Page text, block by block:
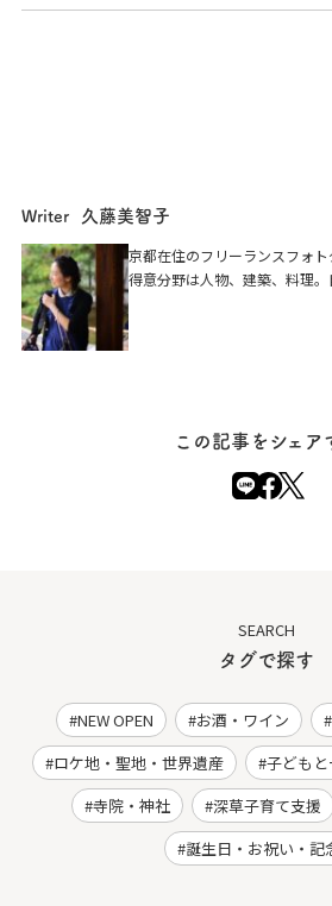
Writer 久藤美智子
京都在住のフリーランスフォト
得意分野は人物、建築、料理。
この記事をシェア
SEARCH
タグで探す
NEW OPEN お酒・ワイン
ロケ地・聖地・世界遺産
子ども
寺院・神社
深草子育て支援
誕生日・お祝い・記